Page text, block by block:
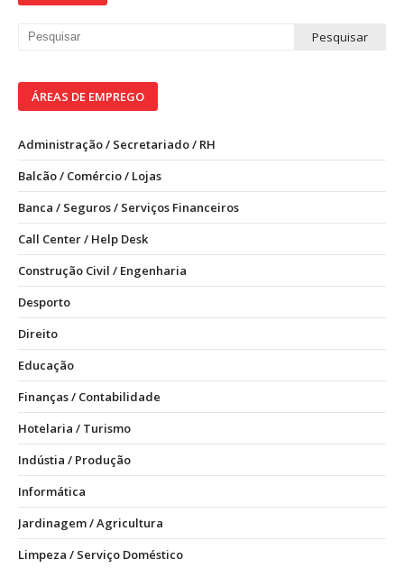
ÁREAS DE EMPREGO
Administração / Secretariado / RH
Balcão / Comércio / Lojas
Banca / Seguros / Serviços Financeiros
Call Center / Help Desk
Construção Civil / Engenharia
Desporto
Direito
Educação
Finanças / Contabilidade
Hotelaria / Turismo
Indústia / Produção
Informática
Jardinagem / Agricultura
Limpeza / Serviço Doméstico